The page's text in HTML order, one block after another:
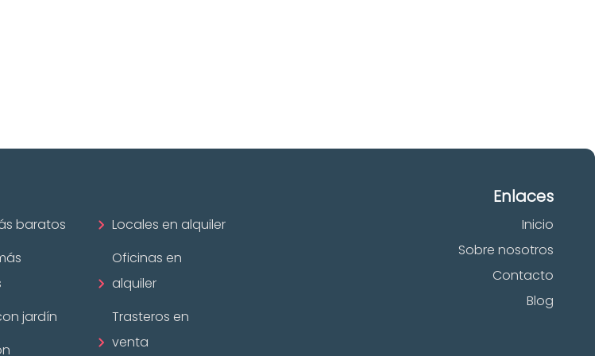
baratos
jardín
Locales en alquiler
Oficinas en
alquiler
Trasteros en
venta
Enlaces
Inicio
Sobre nosotros
Contacto
Blog